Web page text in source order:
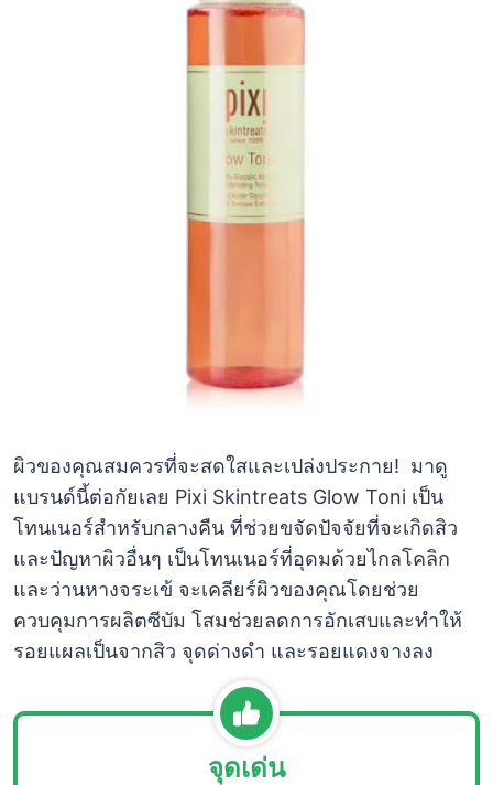
ผิวของคุณสมควรที่จะสดใสและเปล่งประกาย! มาดู
แบรนด์นี้ต่อกัยเลย Pixi Skintreats Glow Toni เป็น
โทนเนอร์สำหรับกลางคืน ที่ช่วยขจัดปัจจัยที่จะเกิดสิว
และปัญหาผิวอื่นๆ เป็นโทนเนอร์ที่อุดมด้วยไกลโคลิก
และว่านหางจระเข้ จะเคลียร์ผิวของคุณโดยช่วย
ควบคุมการผลิตซีบัม โสมช่วยลดการอักเสบและทำให้
รอยแผลเป็นจากสิว จุดด่างดำ และรอยแดงจางลง
จุดเด่น